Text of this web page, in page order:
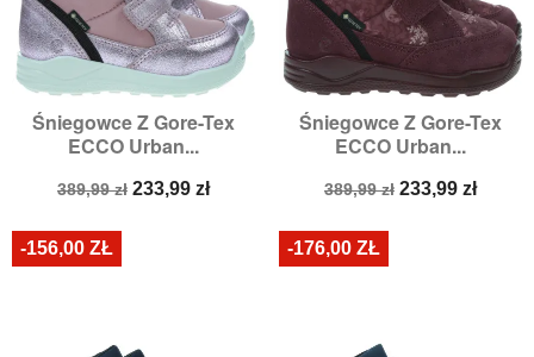
Śniegowce Z Gore-Tex
ECCO Urban...
Cena
389,99 zł Cena
233,99 zł
Śniegowce Z Gore-Tex
ECCO Urban...
Cena
389,99 zł Cena
233,99 zł
-156,00 ZŁ -176,00 ZŁ